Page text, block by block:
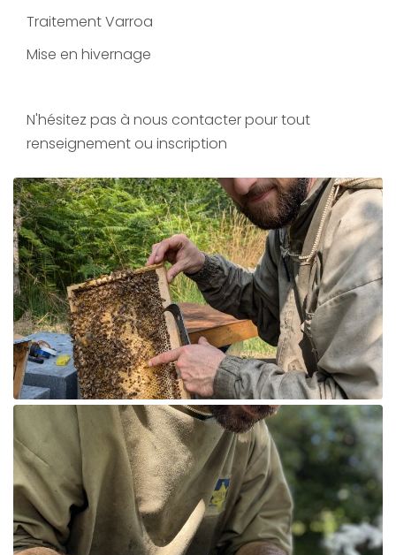
Traitement Varroa
Mise en hivernage
N'hésitez pas à nous contacter pour tout
renseignement ou inscription